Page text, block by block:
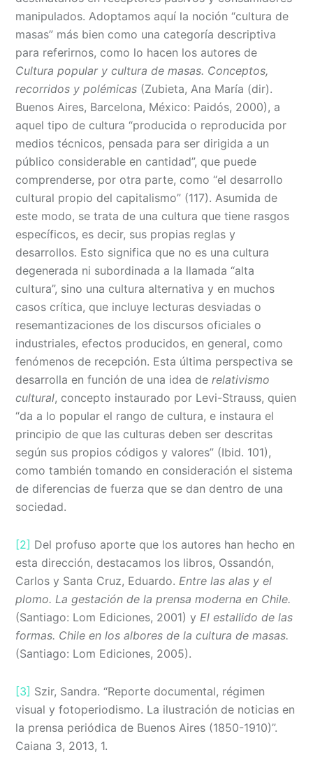
manipulados. Adoptamos aquí la noción “cultura de
masas” más bien como una categoría descriptiva
para referirnos, como lo hacen los autores de
Cultura popular y cultura de masas. Conceptos,
recorridos y polémicas (Zubieta, Ana María (dir).
Buenos Aires, Barcelona, México: Paidós, 2000), a
aquel tipo de cultura “producida o reproducida por
medios técnicos, pensada para ser dirigida a un
público considerable en cantidad”, que puede
comprenderse, por otra parte, como “el desarrollo
cultural propio del capitalismo” (117). Asumida de
este modo, se trata de una cultura que tiene rasgos
específicos, es decir, sus propias reglas y
desarrollos. Esto significa que no es una cultura
degenerada ni subordinada a la llamada “alta
cultura”, sino una cultura alternativa y en muchos
casos crítica, que incluye lecturas desviadas o
resemantizaciones de los discursos oficiales o
industriales, efectos producidos, en general, como
fenómenos de recepción. Esta última perspectiva se
desarrolla en función de una idea derelativismo
cultural, concepto instaurado por Levi-Strauss, quien
“da a lo popular el rango de cultura, e instaura el
principio de que las culturas deben ser descritas
según sus propios códigos y valores” (Ibid. 101),
como también tomando en consideración el sistema
de diferencias de fuerza que se dan dentro de una
sociedad.
[2] Del profuso aporte que los autores han hecho en
esta dirección, destacamos los libros, Ossandón,
Carlos y Santa Cruz, Eduardo. Entre las alas y el
plomo. La gestación de la prensa moderna en Chile.
(Santiago: Lom Ediciones, 2001) y El estallido de las
formas. Chile en los albores de la cultura de masas.
(Santiago: Lom Ediciones, 2005).
[3] Szir, Sandra. “Reporte documental, régimen
visual y fotoperiodismo. La ilustración de noticias en
la prensa periódica de Buenos Aires (1850-1910)”.
Caiana 3, 2013, 1.